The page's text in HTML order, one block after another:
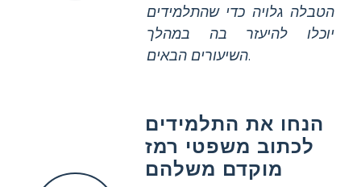
הטבלה גלויה כדי שהתלמידים
יוכלו להיעזר בה במהלך
השיעורים הבאים.
הנחו את התלמידים
לכתוב משפטי רמז
מוקדם משלהם